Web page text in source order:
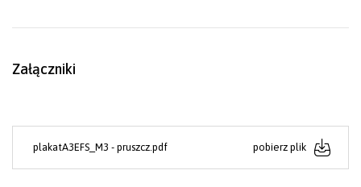
Załączniki
plakatA3EFS_M3 - pruszcz.pdf pobierz plik